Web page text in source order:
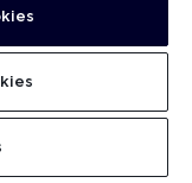
objetivo: